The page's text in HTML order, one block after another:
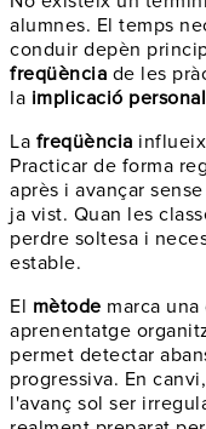
alumnes. El temps
conduir depèn
freqüència de les
la implicació personal
La freqüència
Practicar de forma
après i avançar
ja vist. Quan les
perdre soltesa i
estable.
El mètode marca
aprenentatge
permet detectar
progressiva. En
l'avanç sol ser